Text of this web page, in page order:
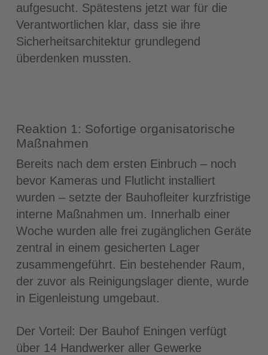
aufgesucht. Spätestens jetzt war für die
Verantwortlichen klar, dass sie ihre
Sicherheitsarchitektur grundlegend
überdenken mussten.
Reaktion 1: Sofortige organisatorische
Maßnahmen
Bereits nach dem ersten Einbruch – noch
bevor Kameras und Flutlicht installiert
wurden – setzte der Bauhofleiter kurzfristige
interne Maßnahmen um. Innerhalb einer
Woche wurden alle frei zugänglichen Geräte
zentral in einem gesicherten Lager
zusammengeführt. Ein bestehender Raum,
der zuvor als Reinigungslager diente, wurde
in Eigenleistung umgebaut.
Der Vorteil: Der Bauhof Eningen verfügt
über 14 Handwerker aller Gewerke